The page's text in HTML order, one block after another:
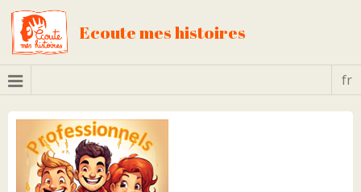
Ecoute mes histoires
fr